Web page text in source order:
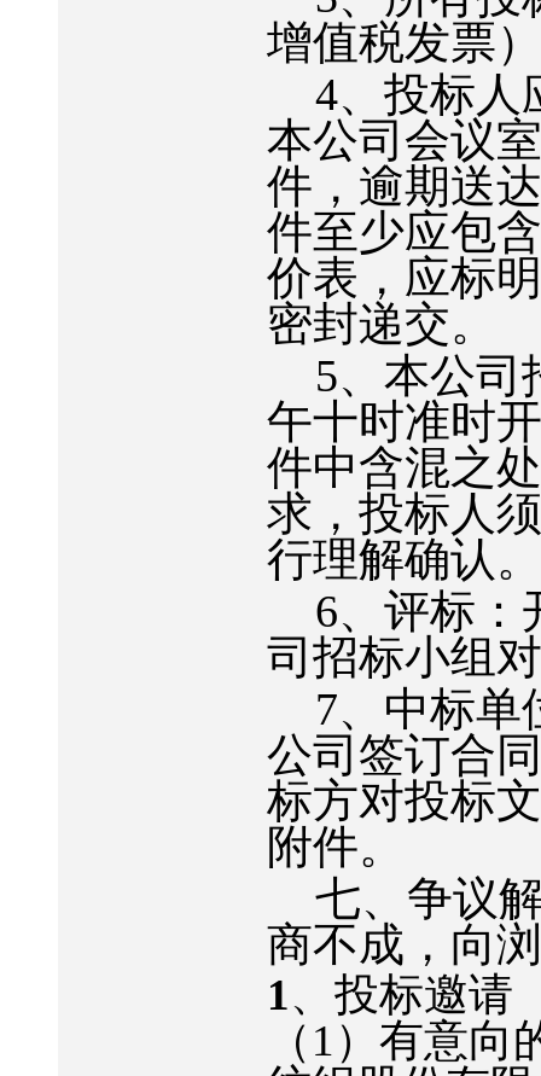
增值税发票
4、投标人
本公司会议
件，逾期送
件至少应包
价表，应标
密封递交。
5、本公司
午十时准时
件中含混之
求，投标人
行理解确认。
6、评标：
司招标小组
7、中标单
公司签订合
标方对投标
附件。
七、争议
商不成，向
1、投标邀请
（1 ）有意向